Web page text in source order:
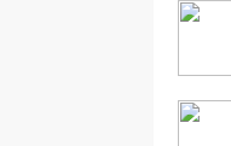
课：近
课：